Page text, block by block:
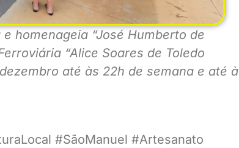
homenageia “José Humberto de
“Alice Soares de Toledo
até às 22h de semana e até
#SãoManuel #Artesanato